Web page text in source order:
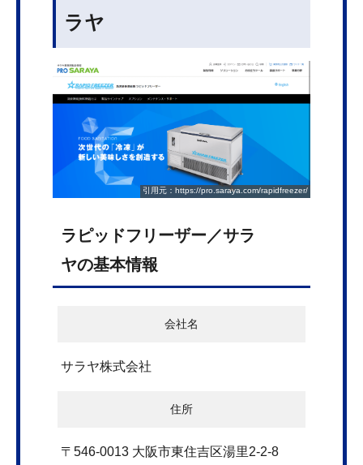
ラヤ
引用元：https://pro.saraya.com/rapidfreezer/
ラピッドフリーザー／サラ
ヤの基本情報
会社名
サラヤ株式会社
住所
〒546-0013 大阪市東住吉区湯里2-2-8